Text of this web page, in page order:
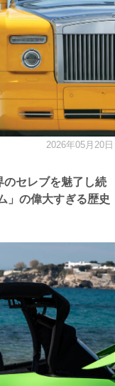
セレブを魅了し続
」の偉大すぎる歴史
2026年05月20日